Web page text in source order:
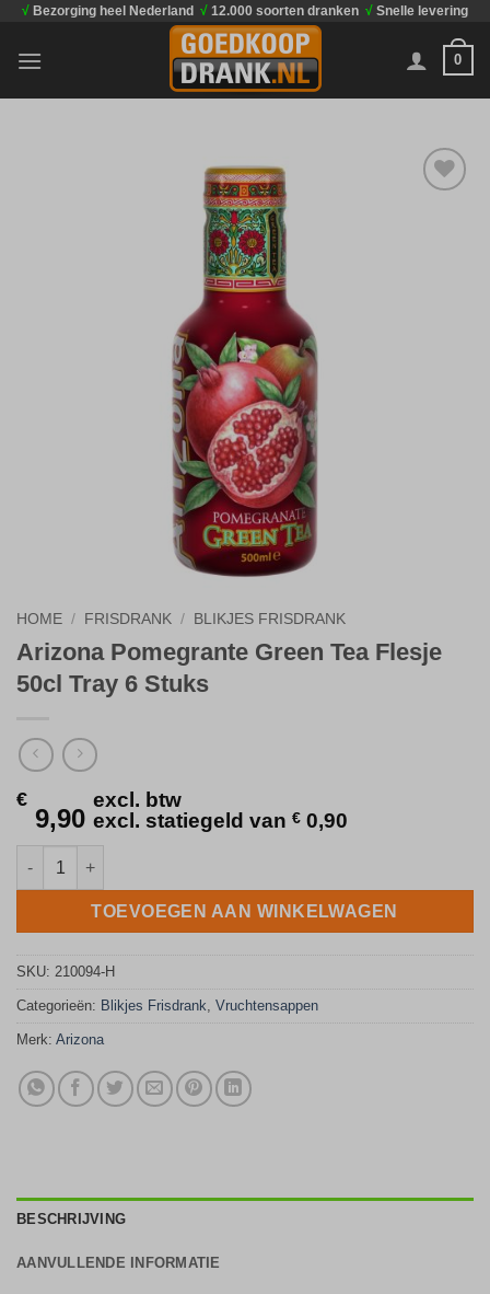
inhoud
√ Bezorging heel Nederland √ 12.000 soorten dranken √ Snelle levering
0
HOME / FRISDRANK / BLIKJES FRISDRANK
Arizona Pomegrante Green Tea Flesje
50cl Tray 6 Stuks
€
9,90
excl. btw
excl. statiegeld van € 0,90
Arizona Pomegrante Green Tea Flesje 50cl Tray 6 Stuks aantal
TOEVOEGEN AAN WINKELWAGEN
SKU: 210094-H
Categorieën: Blikjes Frisdrank, Vruchtensappen
Merk: Arizona
BESCHRIJVING
AANVULLENDE INFORMATIE